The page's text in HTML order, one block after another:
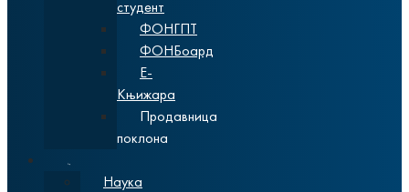
студент
ФОНГПТ
ФОНБоард
Е-
Књижара
Продавница
поклона
Наука